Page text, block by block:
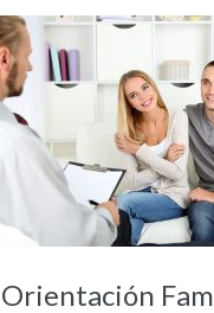
Orientación